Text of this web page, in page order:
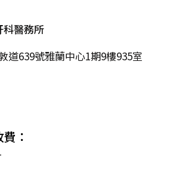
科醫務所
道639號雅蘭中心1期9樓935室
：